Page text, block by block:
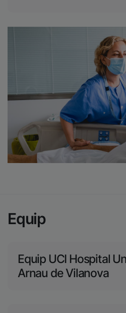
Equip
Equip UCI Hospital
Arnau de Vilanova